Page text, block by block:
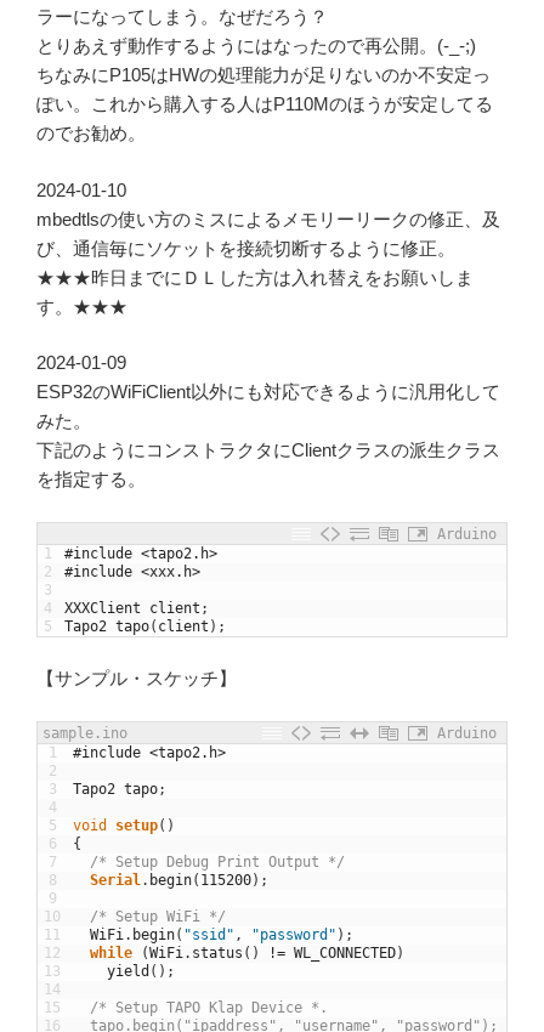
ラーになってしまう。なぜだろう？
とりあえず動作するようにはなったので再公開。(-_-;)
ちなみにP105はHWの処理能力が足りないのか不安定っ
ぽい。これから購入する人はP110Mのほうが安定してる
のでお勧め。
2024-01-10
mbedtlsの使い方のミスによるメモリーリークの修正、及
び、通信毎にソケットを接続切断するように修正。
★★★昨日までにＤＬした方は入れ替えをお願いしま
す。★★★
2024-01-09
ESP32のWiFiClient以外にも対応できるように汎用化して
みた。
下記のようにコンストラクタにClientクラスの派生クラス
を指定する。
Arduino
1
2
3
4
5
#include <tapo2.h>
#include <xxx.h>
XXXClient client ;
Tapo2 tapo( client ) ;
【サンプル・スケッチ】
sample.ino
Arduino
1
2
3
4
5
6
7
8
9
10
11
12
13
14
15
16
#include <tapo2.h>
Tapo2 tapo;
void setup( )
{
/* Setup Debug Print Output */
Serial . begin( 115200) ;
/* Setup WiFi */
WiFi . begin( "ssid" , "password" ) ;
while
(WiFi . status ( ) != WL_CONNECTED)
yield ( ) ;
/* Setup TAPO Klap Device *.
tapo.begin("ipaddress", "username", "password");